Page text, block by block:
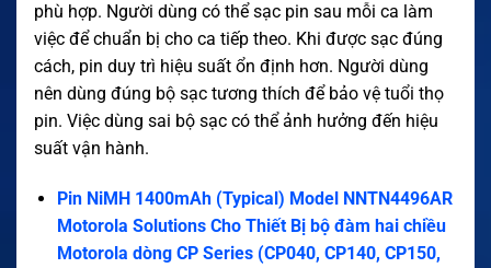
phù hợp. Người dùng có thể sạc pin sau mỗi ca làm
việc để chuẩn bị cho ca tiếp theo. Khi được sạc đúng
cách, pin duy trì hiệu suất ổn định hơn. Người dùng
nên dùng đúng bộ sạc tương thích để bảo vệ tuổi thọ
pin. Việc dùng sai bộ sạc có thể ảnh hưởng đến hiệu
suất vận hành.
Pin NiMH 1400mAh (Typical) Model NNTN4496AR
Motorola Solutions Cho Thiết Bị bộ đàm hai chiều
Motorola dòng CP Series (CP040, CP140, CP150,